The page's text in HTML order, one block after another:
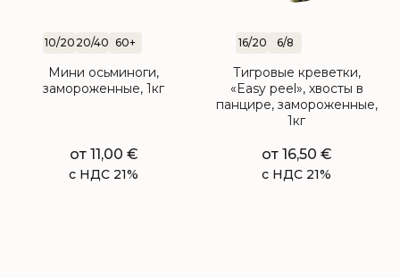
10/20 20/40 60+
Мини осьминоги,
замороженные, 1кг
от 11,00 €
с НДС 21%
16/20 6/8
Тигровые креветки,
«Easy peel», хвосты в
панцире, замороженные,
1кг
от 16,50 €
с НДС 21%